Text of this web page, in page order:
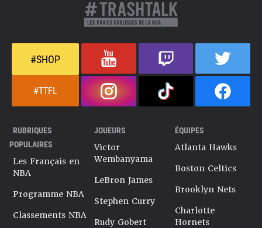
#SHOP
#TTFL
RUBRIQUES
POPULAIRES
Les Français en
NBA
Programme NBA
Classements NBA
JOUEURS
Victor
Wembanyama
LeBron James
Stephen Curry
Rudy Gobert
ÉQUIPES
Atlanta Hawks
Boston Celtics
Brooklyn Nets
Charlotte
Hornets